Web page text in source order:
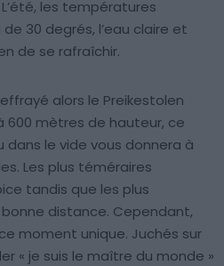
les températures
30 degrés, l’eau claire et
de se rafraîchir.
alors le Preikestolen
600 mètres de hauteur, ce
dans le vide vous donnera à
Les plus téméraires
tandis que les plus
distance. Cependant,
moment unique. Juchés sur
« je suis le maître du monde »